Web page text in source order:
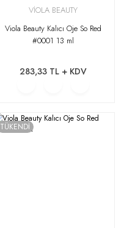
VİOLA BEAUTY
Viola Beauty Kalıcı Oje So Red
#0001 13 ml
283,33 TL + KDV
TÜKENDİ